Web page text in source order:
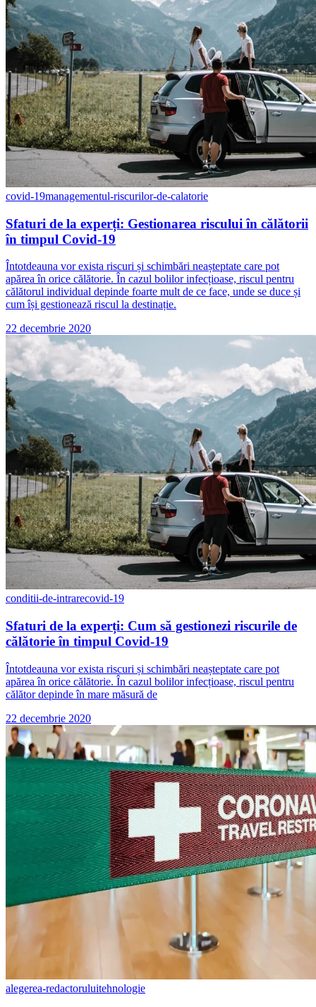
covid-19managementul-riscurilor-de-calatorie
Sfaturi de la experți: Gestionarea riscului în călătorii
în timpul Covid-19
Întotdeauna vor exista riscuri și schimbări neașteptate care pot
apărea în orice călătorie. În cazul bolilor infecțioase, riscul pentru
călătorul individual depinde foarte mult de ce face, unde se duce și
cum își gestionează riscul la destinație.
22 decembrie 2020
conditii-de-intrarecovid-19
Sfaturi de la experți: Cum să gestionezi riscurile de
călătorie în timpul Covid-19
Întotdeauna vor exista riscuri și schimbări neașteptate care pot
apărea în orice călătorie. În cazul bolilor infecțioase, riscul pentru
călător depinde în mare măsură de
22 decembrie 2020
alegerea-redactoruluitehnologie